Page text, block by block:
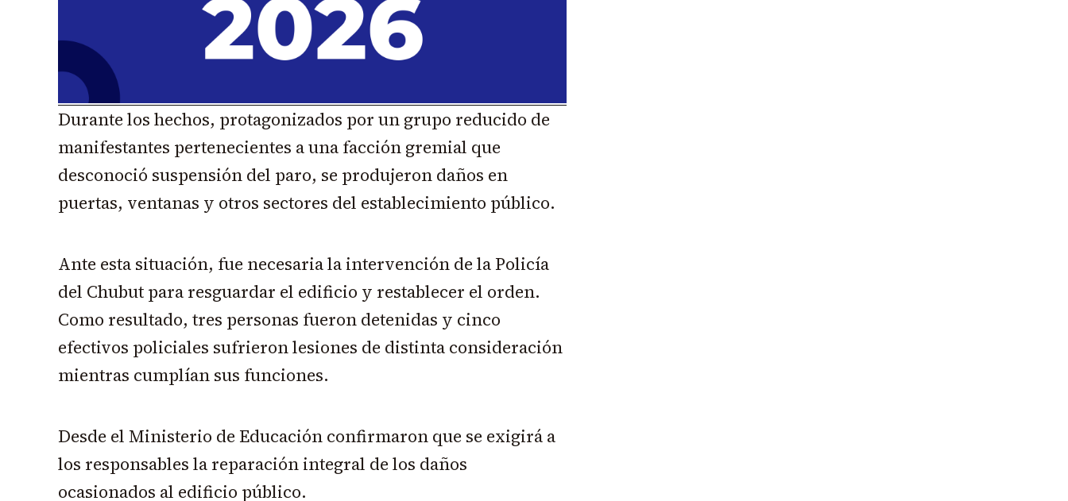
Durante los hechos, protagonizados por un grupo reducido de
manifestantes pertenecientes a una facción gremial que
desconoció suspensión del paro, se produjeron daños en
puertas, ventanas y otros sectores del establecimiento público.
Ante esta situación, fue necesaria la intervención de la Policía
del Chubut para resguardar el edificio y restablecer el orden.
Como resultado, tres personas fueron detenidas y cinco
efectivos policiales sufrieron lesiones de distinta consideración
mientras cumplían sus funciones.
Desde el Ministerio de Educación confirmaron que se exigirá a
los responsables la reparación integral de los daños
ocasionados al edificio público.